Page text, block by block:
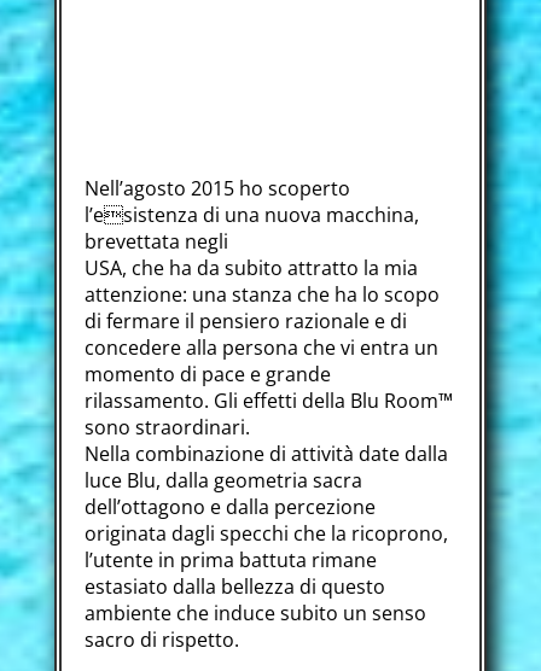
Nell’agosto 2015 ho scoperto
l’esistenza di una nuova macchina,
brevettata negli
USA, che ha da subito attratto la mia
attenzione: una stanza che ha lo scopo
di fermare il pensiero razionale e di
concedere alla persona che vi entra un
momento di pace e grande
rilassamento. Gli effetti della Blu Room™
sono straordinari.
Nella combinazione di attività date dalla
luce Blu, dalla geometria sacra
dell’ottagono e dalla percezione
originata dagli specchi che la ricoprono,
l’utente in prima battuta rimane
estasiato dalla bellezza di questo
ambiente che induce subito un senso
sacro di rispetto.